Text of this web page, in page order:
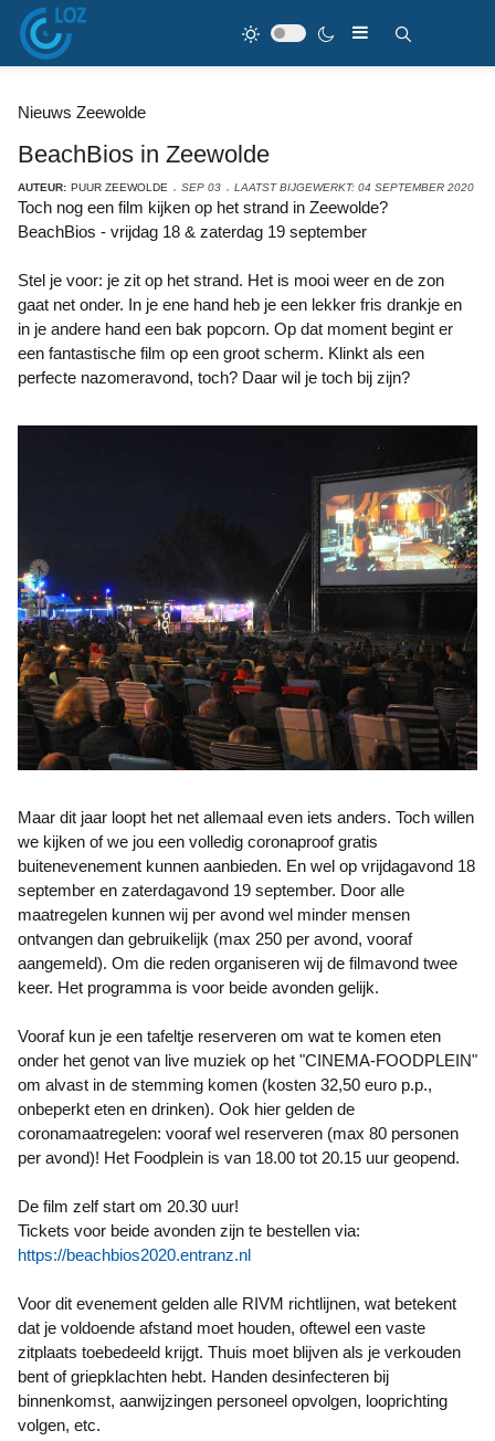
Nieuws Zeewolde
BeachBios in Zeewolde
AUTEUR: PUUR ZEEWOLDE SEP 03 LAATST BIJGEWERKT: 04 SEPTEMBER 2020
Toch nog een film kijken op het strand in Zeewolde?
BeachBios - vrijdag 18 & zaterdag 19 september
Stel je voor: je zit op het strand. Het is mooi weer en de zon
gaat net onder. In je ene hand heb je een lekker fris drankje en
in je andere hand een bak popcorn. Op dat moment begint er
een fantastische film op een groot scherm. Klinkt als een
perfecte nazomeravond, toch? Daar wil je toch bij zijn?
Maar dit jaar loopt het net allemaal even iets anders. Toch willen
we kijken of we jou een volledig coronaproof gratis
buitenevenement kunnen aanbieden. En wel op vrijdagavond 18
september en zaterdagavond 19 september. Door alle
maatregelen kunnen wij per avond wel minder mensen
ontvangen dan gebruikelijk (max 250 per avond, vooraf
aangemeld). Om die reden organiseren wij de filmavond twee
keer. Het programma is voor beide avonden gelijk.
Vooraf kun je een tafeltje reserveren om wat te komen eten
onder het genot van live muziek op het "CINEMA-FOODPLEIN"
om alvast in de stemming komen (kosten 32,50 euro p.p.,
onbeperkt eten en drinken). Ook hier gelden de
coronamaatregelen: vooraf wel reserveren (max 80 personen
per avond)! Het Foodplein is van 18.00 tot 20.15 uur geopend.
De film zelf start om 20.30 uur!
Tickets voor beide avonden zijn te bestellen via:
https://beachbios2020.entranz.nl
Voor dit evenement gelden alle RIVM richtlijnen, wat betekent
dat je voldoende afstand moet houden, oftewel een vaste
zitplaats toebedeeld krijgt. Thuis moet blijven als je verkouden
bent of griepklachten hebt. Handen desinfecteren bij
binnenkomst, aanwijzingen personeel opvolgen, looprichting
volgen, etc.